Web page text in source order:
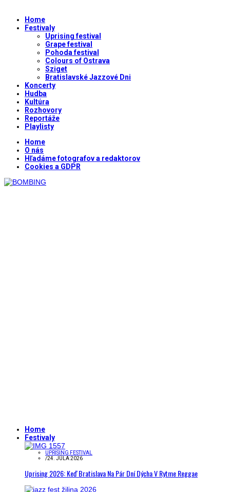
Home
Festivaly
Uprising festival
Grape festival
Pohoda festival
Colours of Ostrava
Sziget
Bratislavské Jazzové Dni
Koncerty
Hudba
Kultúra
Rozhovory
Reportáže
Playlisty
Home
O nás
Hľadáme fotografov a redaktorov
Cookies a GDPR
Home
Festivaly
UPRISING FESTIVAL
/24. JÚLA 2026
Uprising 2026: Keď Bratislava Na Pár Dní Dýcha V Rytme Reggae